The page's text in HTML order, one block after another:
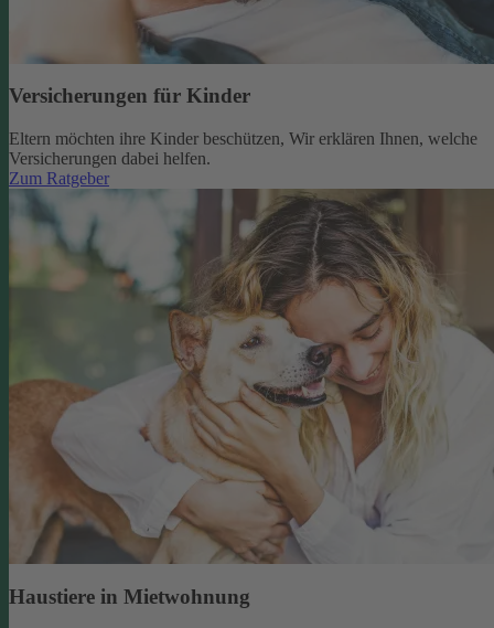
Versicherungen für Kinder
Eltern möchten ihre Kinder beschützen, Wir erklären Ihnen, welche
Versicherungen dabei helfen.
Zum Ratgeber
Haustiere in Mietwohnung